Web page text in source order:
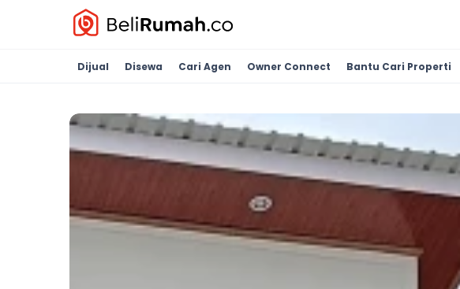
Dijual Disewa Cari Agen Owner Connect Bantu Cari Properti